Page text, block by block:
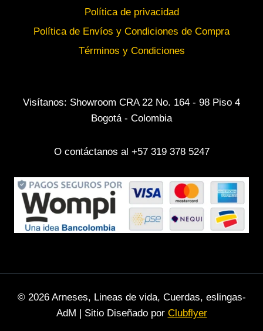
Política de privacidad
Política de Envíos y Condiciones de Compra
Términos y Condiciones
Visítanos: Showroom CRA 22 No. 164 - 98 Piso 4
Bogotá - Colombia
O contáctanos al +57 319 378 5247
© 2026 Arneses, Lineas de vida, Cuerdas, eslingas-
AdM | Sitio Diseñado por Clubflyer